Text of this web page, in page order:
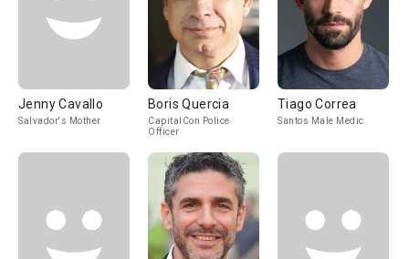
Jenny Cavallo
Salvador's Mother
Boris Quercia
CapitalCon Police
Officer
Tiago Correa
Santos Male Medic